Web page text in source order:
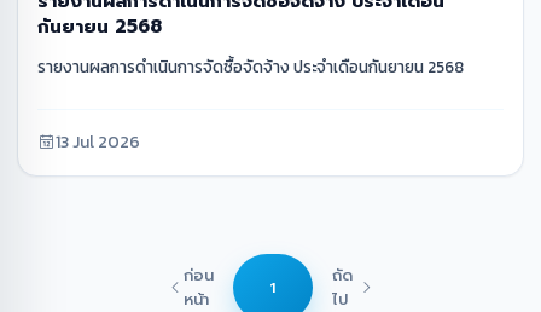
กันยายน 2568
รายงานผลการดำเนินการจัดซื้อจัดจ้าง ประจำเดือนกันยายน 2568
13 Jul 2026
ก่อน
หน้า
1
ถัด
ไป